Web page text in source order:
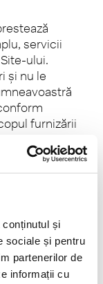
și
sociale și pentru
partenerilor de
informații cu
servicii
ului.
și nu le
furnizării
din care
inițiative
solicitări
pentru
sau
în